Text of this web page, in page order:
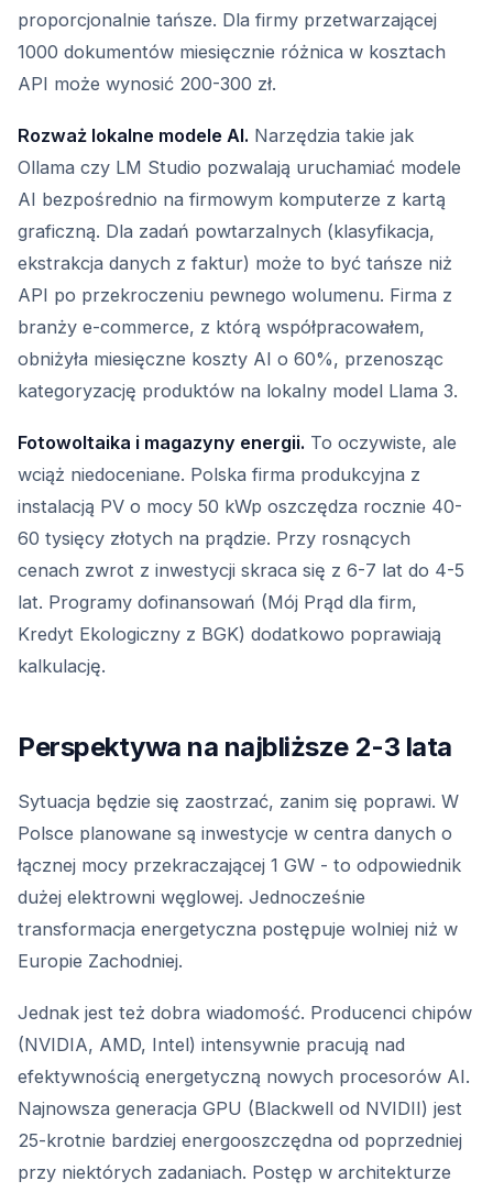
proporcjonalnie tańsze. Dla firmy przetwarzającej
1000 dokumentów miesięcznie różnica w kosztach
API może wynosić 200-300 zł.
Rozważ lokalne modele AI. Narzędzia takie jak
Ollama czy LM Studio pozwalają uruchamiać modele
AI bezpośrednio na firmowym komputerze z kartą
graficzną. Dla zadań powtarzalnych (klasyfikacja,
ekstrakcja danych z faktur) może to być tańsze niż
API po przekroczeniu pewnego wolumenu. Firma z
branży e-commerce, z którą współpracowałem,
obniżyła miesięczne koszty AI o 60%, przenosząc
kategoryzację produktów na lokalny model Llama 3.
Fotowoltaika i magazyny energii. To oczywiste, ale
wciąż niedoceniane. Polska firma produkcyjna z
instalacją PV o mocy 50 kWp oszczędza rocznie 40-
60 tysięcy złotych na prądzie. Przy rosnących
cenach zwrot z inwestycji skraca się z 6-7 lat do 4-5
lat. Programy dofinansowań (Mój Prąd dla firm,
Kredyt Ekologiczny z BGK) dodatkowo poprawiają
kalkulację.
Perspektywa na najbliższe 2-3 lata
Sytuacja będzie się zaostrzać, zanim się poprawi. W
Polsce planowane są inwestycje w centra danych o
łącznej mocy przekraczającej 1 GW - to odpowiednik
dużej elektrowni węglowej. Jednocześnie
transformacja energetyczna postępuje wolniej niż w
Europie Zachodniej.
Jednak jest też dobra wiadomość. Producenci chipów
(NVIDIA, AMD, Intel) intensywnie pracują nad
efektywnością energetyczną nowych procesorów AI.
Najnowsza generacja GPU (Blackwell od NVIDII) jest
25-krotnie bardziej energooszczędna od poprzedniej
przy niektórych zadaniach. Postęp w architekturze